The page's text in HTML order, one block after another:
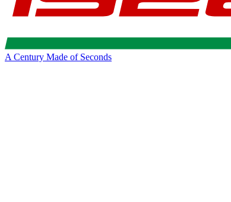
A Century Made of Seconds